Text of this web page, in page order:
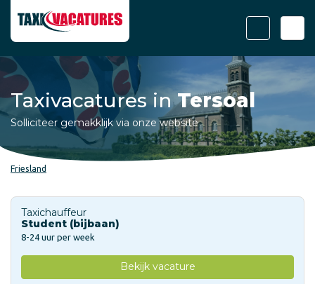
Taxivacatures inTersoal
Solliciteer gemakklijk via onze website
Friesland
Taxichauffeur
Student (bijbaan)
8-24 uur per week
Bekijk vacature